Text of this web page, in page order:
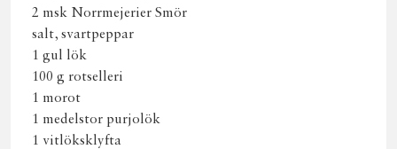
2 msk Norrmejerier Smör
salt, svartpeppar
1 gul lök
100 g rotselleri
1 morot
1 medelstor purjolök
1 vitlöksklyfta